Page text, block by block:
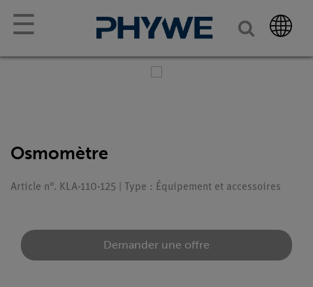
☰
Osmomètre
Article n°. KLA-110-125 | Type : Équipement et accessoires
Demander une offre